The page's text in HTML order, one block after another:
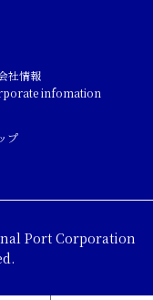
社情報
infomation
プ
Port Corporation